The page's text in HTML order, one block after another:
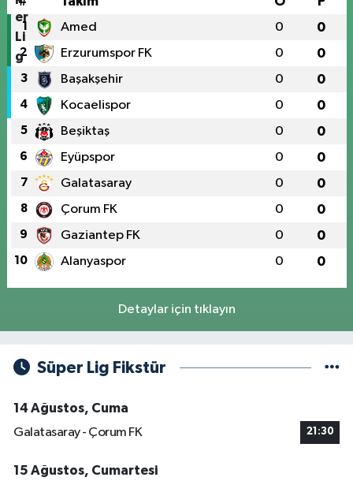
1 Amed 0 0
2 Erzurumspor FK 0 0
3 Başakşehir 0 0
4 Kocaelispor 0 0
5 Beşiktaş 0 0
6 Eyüpspor 0 0
7 Galatasaray 0 0
8 Çorum FK 0 0
9 Gaziantep FK 0 0
10 Alanyaspor 0 0
Detaylar için tıklayın
Süper Lig Fikstür
14 Ağustos, Cuma
Galatasaray - Çorum FK
21:30
15 Ağustos, Cumartesi